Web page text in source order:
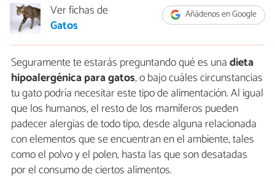
Añádenos en Google
Ver fichas de
Gatos
Seguramente te estarás preguntando qué es unadieta
hipoalergénica para gatos, o bajo cuáles circunstancias
tu gato podría necesitar este tipo de alimentación. Al igual
que los humanos, el resto de los mamíferos pueden
padecer alergias de todo tipo, desde alguna relacionada
con elementos que se encuentran en el ambiente, tales
como el polvo y el polen, hasta las que son desatadas
por el consumo de ciertos alimentos.